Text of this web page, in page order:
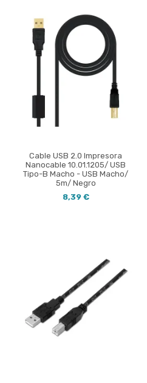
Cable USB 2.0 Impresora
Nanocable 10.01.1205/ USB
Tipo-B Macho - USB Macho/
5m/ Negro
8,39 €